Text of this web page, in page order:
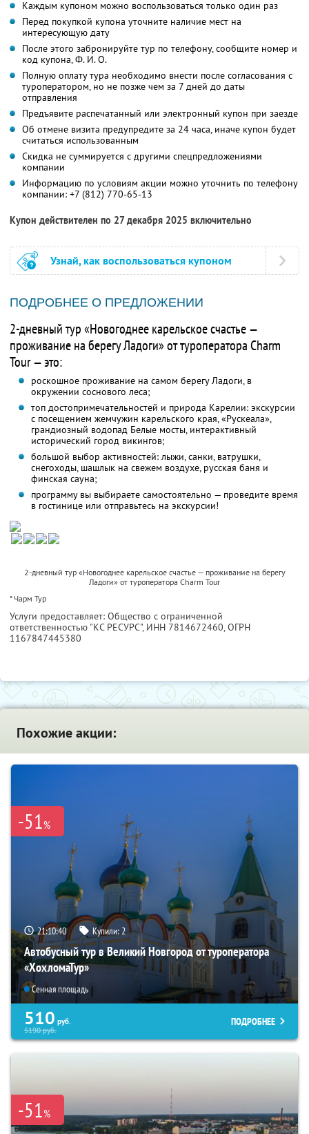
Каждым купоном можно воспользоваться только один раз
Перед покупкой купона уточните наличие мест на
интересующую дату
После этого забронируйте тур по телефону, сообщите номер и
код купона,Ф. И. О.
Полную оплату тура необходимо внести после согласования с
туроператором, но не позже чем за 7 дней до даты
отправления
Предъявите распечатанный или электронный купон при заезде
Об отмене визита предупредите за 24 часа, иначе купон будет
считаться использованным
Скидка не суммируется с другими спецпредложениями
компании
Информацию по условиям акции можно уточнить по телефону
компании: +7 (812) 770-65-13
Купон действителен по 27 декабря 2025 включительно
Узнай, как воспользоваться купоном
ПОДРОБНЕЕ О ПРЕДЛОЖЕНИИ
2-дневный тур «Новогоднее карельское счастье —
проживание на берегу Ладоги» от туроператора Charm
Tour — это:
роскошное проживание на самом берегу Ладоги, в
окружении соснового леса;
топ достопримечательностей и природа Карелии: экскурсии
с посещением жемчужин карельского края, «Рускеала»,
грандиозный водопад Белые мосты, интерактивный
исторический город викингов;
большой выбор активностей: лыжи, санки, ватрушки,
снегоходы, шашлык на свежем воздухе, русская баня и
финская сауна;
программу вы выбираете самостоятельно — проведите время
в гостинице или отправьтесь на экскурсии!
2-дневный тур «Новогоднее карельское счастье — проживание на берегу
Ладоги» от туроператора Charm Tour
* Чарм Тур
Услуги предоставляет: Общество с ограниченной
ответственностью "КС РЕСУРС", ИНН 7814672460, ОГРН
1167847445380
Похожие акции:
-51%
21:10:39 Купили:2
Автобусный тур в Великий Новгород от туроператора
«ХохломаТур»
Сенная площадь
510 руб.
5190руб.
ПОДРОБНЕЕ
-51%